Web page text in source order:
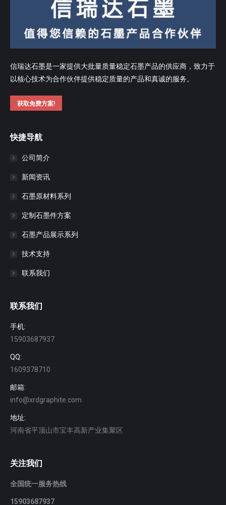
信瑞达石墨是一家提供大批量质量稳定石墨产品的供应商，致力于
以核心技术为合作伙伴提供稳定质量的产品和真诚的服务。
获取免费方案!
快捷导航
公司简介
新闻资讯
石墨原材料系列
定制石墨件方案
石墨产品展示系列
技术支持
联系我们
联系我们
手机:
15903687937
QQ:
1609378710
邮箱:
info@xrdgraphite.com
地址:
河南省平顶山市宝丰高新产业集聚区
关注我们
全国统一服务热线
15903687937